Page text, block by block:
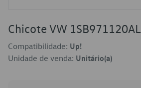
Chicote VW 1SB971120AL
Compatibilidade: Up!
Unidade de venda: Unitário(a)